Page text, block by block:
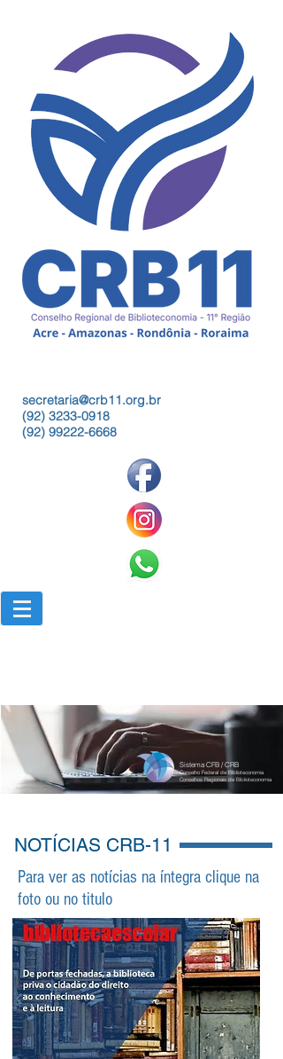
secretaria@crb11.org.br
(92) 3233-0918
(92) 99222-6668
NOTÍCIAS CRB-11
Sistema CFB / CRB
Conselho Federal de Biblioteconomia
Conselhos Regionais de Biblioteconomia
Para ver as notícias na íntegra clique na
foto ou no titulo